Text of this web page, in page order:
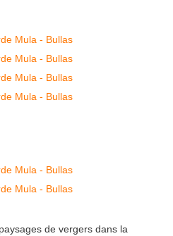
de vergers dans la